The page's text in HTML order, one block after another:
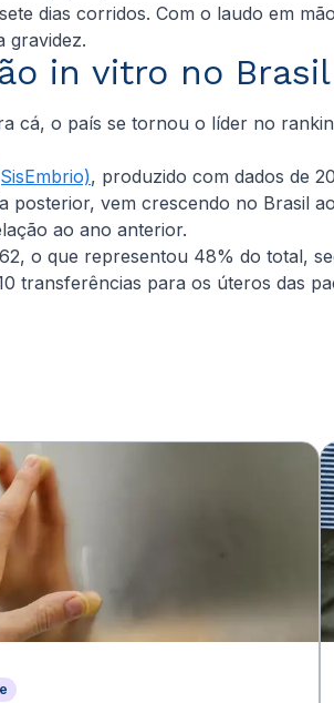
dias corridos. Com o laudo em
gravidez.
in vitro no Brasil
cá, o país se tornou o líder no
, produzido com dados de
vem crescendo no Brasil
ao ano anterior.
o que representou 48% do total,
transferências para os úteros das